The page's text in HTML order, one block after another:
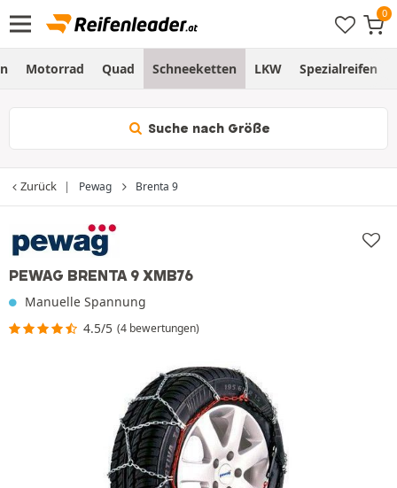
Motorrad Quad Schneeketten LKW Spezialreifen
Suche nach Größe
Zurück Pewag Brenta 9
PEWAG BRENTA 9 XMB76
Manuelle Spannung
4.5/5 (4 bewertungen)